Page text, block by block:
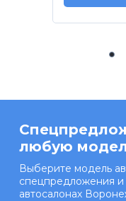
любую
Выберите модель
спецпредложения и
автосалонах